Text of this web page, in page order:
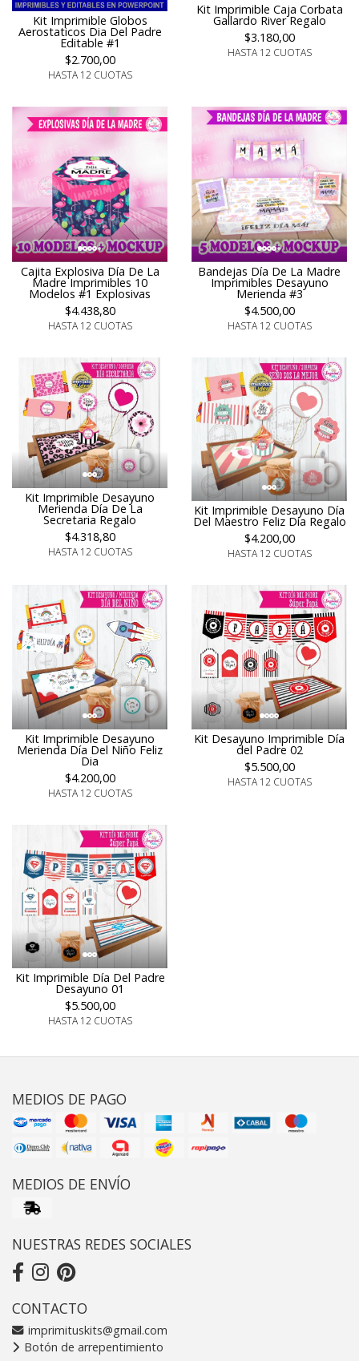
Kit Imprimible Globos
Aerostaticos Dia Del Padre
Editable #1
$2.700,00
HASTA 12 CUOTAS
Kit Imprimible Caja Corbata
Gallardo River Regalo
$3.180,00
HASTA 12 CUOTAS
Cajita Explosiva Día De La
Madre Imprimibles 10
Modelos #1 Explosivas
$4.438,80
HASTA 12 CUOTAS
Bandejas Día De La Madre
Imprimibles Desayuno
Merienda #3
$4.500,00
HASTA 12 CUOTAS
Kit Imprimible Desayuno
Merienda Día De La
Secretaria Regalo
$4.318,80
HASTA 12 CUOTAS
Kit Imprimible Desayuno Día
Del Maestro Feliz Día Regalo
$4.200,00
HASTA 12 CUOTAS
Kit Imprimible Desayuno
Merienda Día Del Niño Feliz
Dia
$4.200,00
HASTA 12 CUOTAS
Kit Desayuno Imprimible Día
del Padre 02
$5.500,00
HASTA 12 CUOTAS
Kit Imprimible Día Del Padre
Desayuno 01
$5.500,00
HASTA 12 CUOTAS
MEDIOS DE PAGO
MEDIOS DE ENVÍO
NUESTRAS REDES SOCIALES
CONTACTO
imprimituskits@gmail.com
Botón de arrepentimiento